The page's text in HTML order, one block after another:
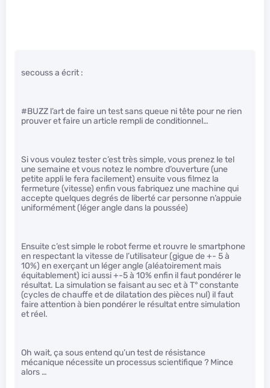
secouss a écrit :
#BUZZ l’art de faire un test sans queue ni tête pour ne rien
prouver et faire un article rempli de conditionnel…
Si vous voulez tester c’est très simple, vous prenez le tel
une semaine et vous notez le nombre d’ouverture (une
petite appli le fera facilement) ensuite vous filmez la
fermeture (vitesse) enfin vous fabriquez une machine qui
accepte quelques degrés de liberté car personne n’appuie
uniformément (léger angle dans la poussée)
Ensuite c’est simple le robot ferme et rouvre le smartphone
en respectant la vitesse de l’utilisateur (gigue de +- 5 à
10%) en exerçant un léger angle (aléatoirement mais
équitablement) ici aussi +-5 à 10% enfin il faut pondérer le
résultat. La simulation se faisant au sec et à T° constante
(cycles de chauffe et de dilatation des pièces nul) il faut
faire attention à bien pondérer le résultat entre simulation
et réel.
Oh wait, ça sous entend qu’un test de résistance
mécanique nécessite un processus scientifique ? Mince
alors …